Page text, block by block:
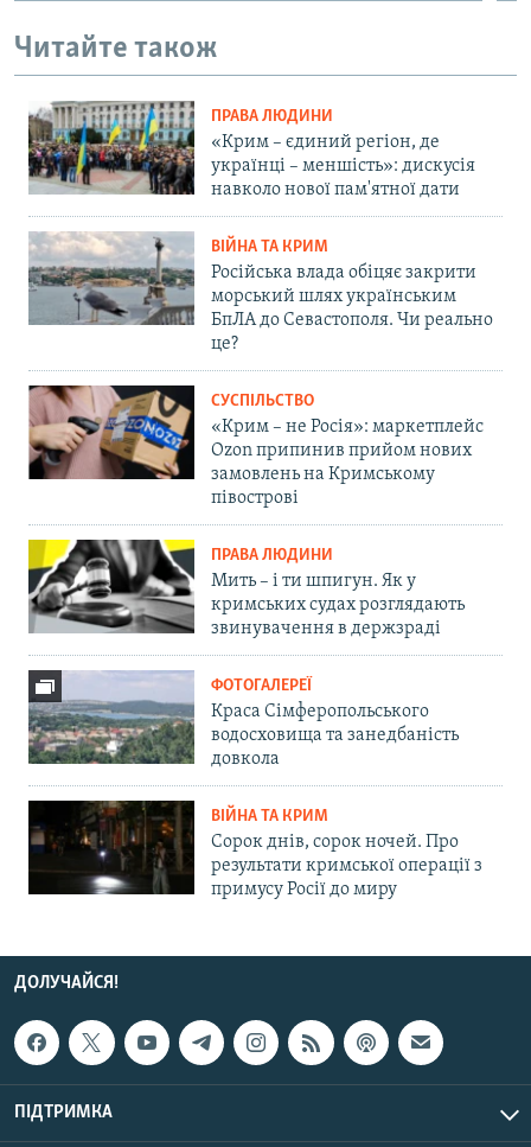
Читайте також
ПРАВА ЛЮДИНИ
«Крим – єдиний регіон, де
українці – меншість»: дискусія
навколо нової пам'ятної дати
ВІЙНА ТА КРИМ
Російська влада обіцяє закрити
морський шлях українським
БпЛА до Севастополя. Чи реально
це?
СУСПІЛЬСТВО
«Крим – не Росія»: маркетплейс
Ozon припинив прийом нових
замовлень на Кримському
півострові
ПРАВА ЛЮДИНИ
Мить – і ти шпигун. Як у
кримських судах розглядають
звинувачення в держзраді
ФОТОГАЛЕРЕЇ
Краса Сімферопольського
водосховища та занедбаність
довкола
ВІЙНА ТА КРИМ
Сорок днів, сорок ночей. Про
результати кримської операції з
примусу Росії до миру
ДОЛУЧАЙСЯ!
ПІДТРИМКА